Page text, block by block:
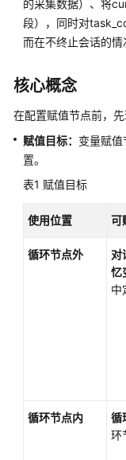
发
能
体
用
开
工
流
的采集数据）、将
段），同时对
而在不终止会话的情
核心概念
在配置赋值节点前，先
赋值目标： 变量赋
置。
表1 赋值目标
使用位置 可
循环节点外
对
忆
中
循环节点内 循
环